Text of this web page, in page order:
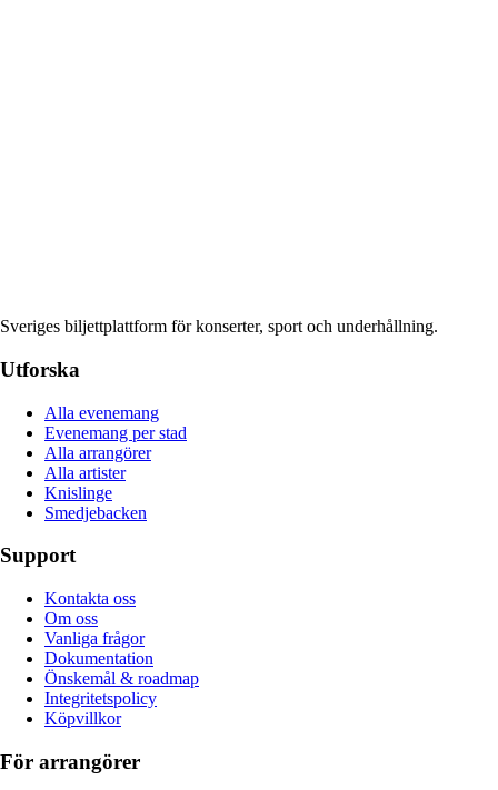
Sveriges biljettplattform för konserter, sport och underhållning.
Utforska
Alla evenemang
Evenemang per stad
Alla arrangörer
Alla artister
Knislinge
Smedjebacken
Support
Kontakta oss
Om oss
Vanliga frågor
Dokumentation
Önskemål & roadmap
Integritetspolicy
Köpvillkor
För arrangörer